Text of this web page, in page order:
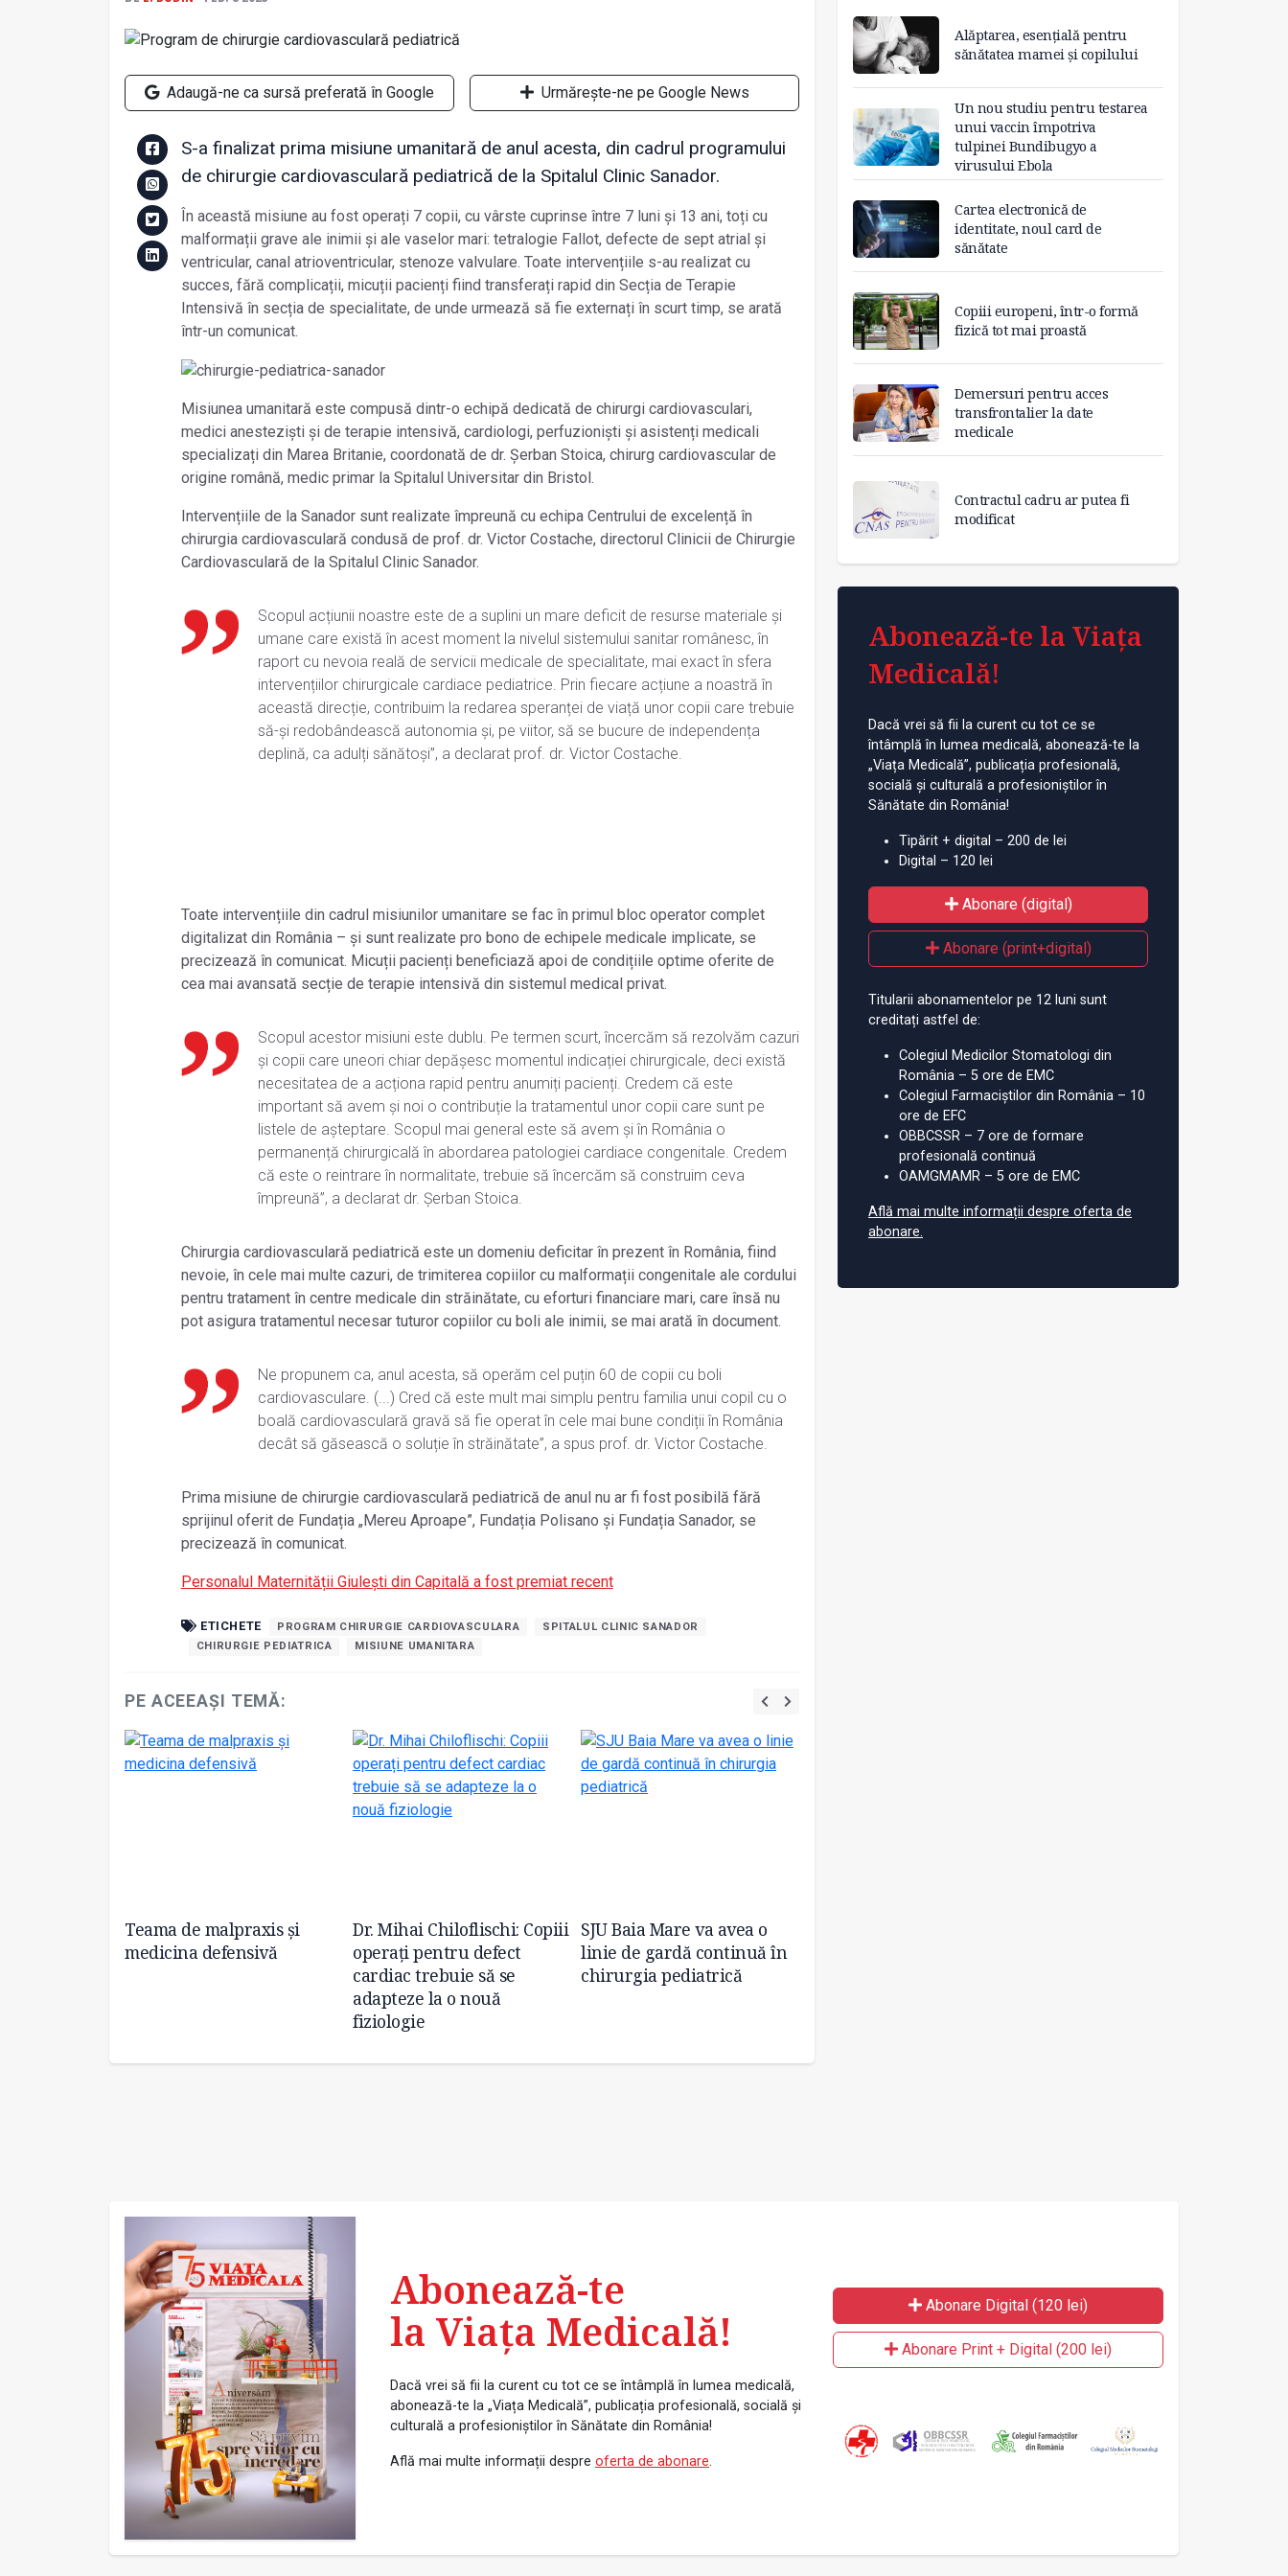
Adaugă-ne ca sursă preferată în Google Urmărește-ne pe Google News
S-a finalizat prima misiune umanitară de anul acesta, din cadrul programului
de chirurgie cardiovasculară pediatrică de la Spitalul Clinic Sanador.
În această misiune au fost operați 7 copii, cu vârste cuprinse între 7 luni și 13 ani, toți cu
malformații grave ale inimii și ale vaselor mari: tetralogie Fallot, defecte de sept atrial și
ventricular, canal atrioventricular, stenoze valvulare. Toate intervențiile s-au realizat cu
succes, fără complicații, micuții pacienți fiind transferați rapid din Secția de Terapie
Intensivă în secția de specialitate, de unde urmează să fie externați în scurt timp, se arată
într-un comunicat.
Misiunea umanitară este compusă dintr-o echipă dedicată de chirurgi cardiovasculari,
medici anesteziști și de terapie intensivă, cardiologi, perfuzioniști și asistenți medicali
specializați din Marea Britanie, coordonată de dr. Șerban Stoica, chirurg cardiovascular de
origine română, medic primar la Spitalul Universitar din Bristol.
Intervențiile de la Sanador sunt realizate împreună cu echipa Centrului de excelență în
chirurgia cardiovasculară condusă de prof. dr. Victor Costache, directorul Clinicii de Chirurgie
Cardiovasculară de la Spitalul Clinic Sanador.
Scopul acțiunii noastre este de a suplini un mare deficit de resurse materiale și
umane care există în acest moment la nivelul sistemului sanitar românesc, în
raport cu nevoia reală de servicii medicale de specialitate, mai exact în sfera
intervențiilor chirurgicale cardiace pediatrice. Prin fiecare acțiune a noastră în
această direcție, contribuim la redarea speranței de viață unor copii care trebuie
să-și redobândească autonomia și, pe viitor, să se bucure de independența
deplină, ca adulți sănătoși”, a declarat prof. dr. Victor Costache.
Toate intervențiile din cadrul misiunilor umanitare se fac în primul bloc operator complet
digitalizat din România – și sunt realizate pro bono de echipele medicale implicate, se
precizează în comunicat. Micuții pacienți beneficiază apoi de condițiile optime oferite de
cea mai avansată secție de terapie intensivă din sistemul medical privat.
Scopul acestor misiuni este dublu. Pe termen scurt, încercăm să rezolvăm cazuri
și copii care uneori chiar depășesc momentul indicației chirurgicale, deci există
necesitatea de a acționa rapid pentru anumiți pacienți. Credem că este
important să avem și noi o contribuție la tratamentul unor copii care sunt pe
listele de așteptare. Scopul mai general este să avem și în România o
permanență chirurgicală în abordarea patologiei cardiace congenitale. Credem
că este o reintrare în normalitate, trebuie să încercăm să construim ceva
împreună”, a declarat dr. Șerban Stoica.
Chirurgia cardiovasculară pediatrică este un domeniu deficitar în prezent în România, fiind
nevoie, în cele mai multe cazuri, de trimiterea copiilor cu malformații congenitale ale cordului
pentru tratament în centre medicale din străinătate, cu eforturi financiare mari, care însă nu
pot asigura tratamentul necesar tuturor copiilor cu boli ale inimii, se mai arată în document.
Ne propunem ca, anul acesta, să operăm cel puțin 60 de copii cu boli
cardiovasculare. (...) Cred că este mult mai simplu pentru familia unui copil cu o
boală cardiovasculară gravă să fie operat în cele mai bune condiții în România
decât să găsească o soluție în străinătate”, a spus prof. dr. Victor Costache.
Prima misiune de chirurgie cardiovasculară pediatrică de anul nu ar fi fost posibilă fără
sprijinul oferit de Fundația „Mereu Aproape”, Fundația Polisano și Fundația Sanador, se
precizează în comunicat.
Personalul Maternității Giulești din Capitală a fost premiat recent
ETICHETE PROGRAM CHIRURGIE CARDIOVASCULARA
SPITALUL CLINIC SANADOR
CHIRURGIE PEDIATRICA
MISIUNE UMANITARA
PE ACEEAȘI TEMĂ:
Teama de malpraxis și
medicina defensivă
Dr. Mihai Chiloflischi: Copiii
operați pentru defect
cardiac trebuie să se
adapteze la o nouă
fiziologie
SJU Baia Mare va avea o
linie de gardă continuă în
chirurgia pediatrică
Alăptarea, esențială pentru
sănătatea mamei și copilului
Un nou studiu pentru testarea
unui vaccin împotriva
tulpinei Bundibugyo a
virusului Ebola
Cartea electronică de
identitate, noul card de
sănătate
Copiii europeni, într-o formă
fizică tot mai proastă
Demersuri pentru acces
transfrontalier la date
medicale
Contractul cadru ar putea fi
modificat
Abonează-te la Viața
Medicală!
Dacă vrei să fii la curent cu tot ce se
întâmplă în lumea medicală, abonează-te la
„Viața Medicală”, publicația profesională,
socială și culturală a profesioniștilor în
Sănătate din România!
Tipărit + digital – 200 de lei
Digital – 120 lei
Abonare (digital)
Abonare (print+digital)
Titularii abonamentelor pe 12 luni sunt
creditați astfel de:
Colegiul Medicilor Stomatologi din
România – 5 ore de EMC
Colegiul Farmaciștilor din România – 10
ore de EFC
OBBCSSR – 7 ore de formare
profesională continuă
OAMGMAMR – 5 ore de EMC
Află mai multe informații despre oferta de
abonare.
Abonează-te
la Viața Medicală!
Dacă vrei să fii la curent cu tot ce se întâmplă în lumea medicală,
abonează-te la „Viața Medicală”, publicația profesională, socială și
culturală a profesioniștilor în Sănătate din România!
Află mai multe informații despre oferta de abonare.
Abonare Digital (120 lei)
Abonare Print + Digital (200 lei)